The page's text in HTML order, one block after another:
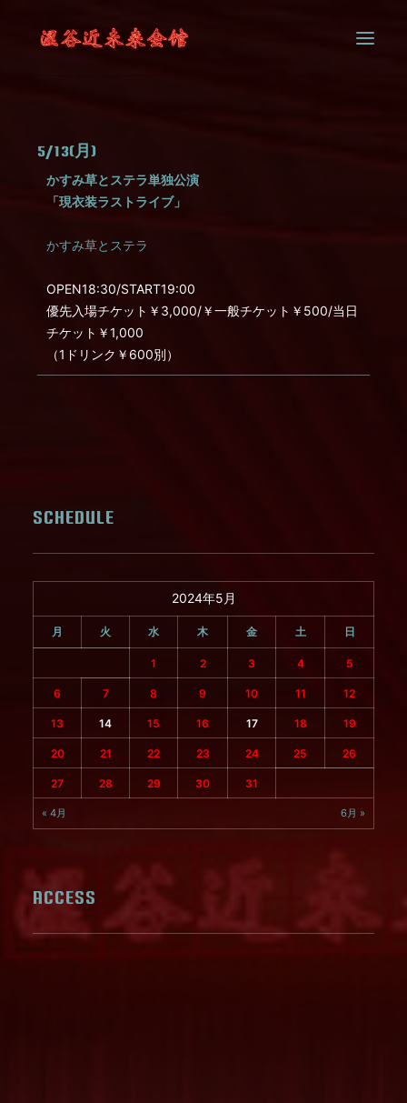
CONTACT5/13(月)
かすみ草とステラ単独公演
「現⾐装ラストライブ」
かすみ草とステラ
OPEN18:30/START19:00
優先⼊場チケット￥3,000/￥⼀般チケット￥500/当⽇
チケット￥1,000
（1ドリンク￥600別）
SCHEDULE
2024年5月
月 火 水 木 金 土 日
1 2 3 4 5
6 7 8 9 10 11 12
13 14 15 16 17 18 19
20 21 22 23 24 25 26
27 28 29 30 31
« 4月 6月 »
ACCESS